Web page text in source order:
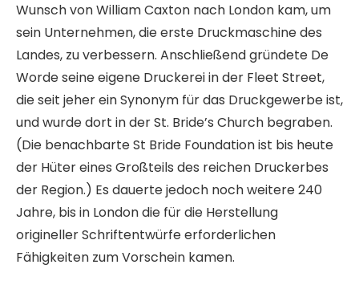
Wunsch von William Caxton nach London kam, um
sein Unternehmen, die erste Druckmaschine des
Landes, zu verbessern. Anschließend gründete De
Worde seine eigene Druckerei in der Fleet Street,
die seit jeher ein Synonym für das Druckgewerbe ist,
und wurde dort in der St. Bride’s Church begraben.
(Die benachbarte St Bride Foundation ist bis heute
der Hüter eines Großteils des reichen Druckerbes
der Region.) Es dauerte jedoch noch weitere 240
Jahre, bis in London die für die Herstellung
origineller Schriftentwürfe erforderlichen
Fähigkeiten zum Vorschein kamen.